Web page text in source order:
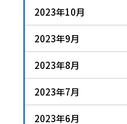
2023年10月
2023年9月
2023年8月
2023年7月
2023年6月